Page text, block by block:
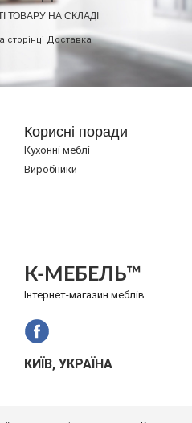
ТОВАРУ НА СКЛАДІ
сторінці Доставка
Корисні поради
Кухонні меблі
Виробники
К-МЕБЕЛЬ™
Інтернет-магазин меблів
КИЇВ, УКРАЇНА